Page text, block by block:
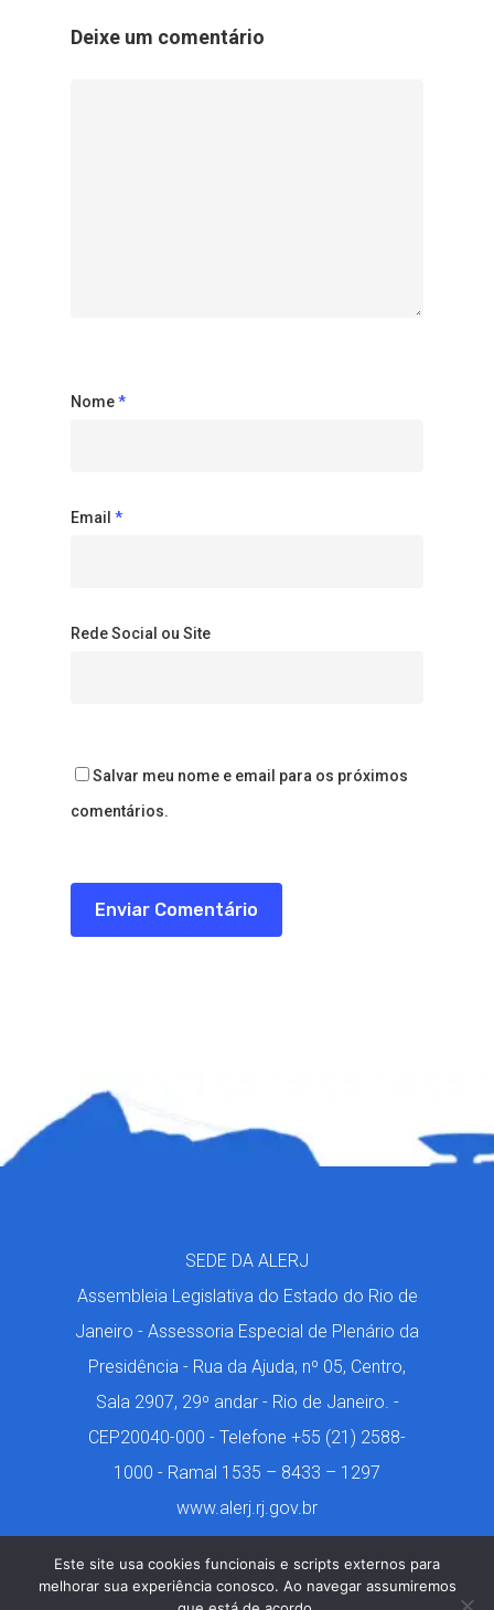
Deixe um comentário
Nome*
Email *
Rede Social ou Site
Salvar meu nome e email para os próximos
comentários.
SEDE DA ALERJ
Assembleia Legislativa do Estado do Rio de
Janeiro - Assessoria Especial de Plenário da
Presidência - Rua da Ajuda, nº 05, Centro,
Sala 2907, 29º andar - Rio de Janeiro. -
CEP20040-000 - Telefone +55 (21) 2588-
1000 - Ramal 1535 – 8433 – 1297
www.alerj.rj.gov.br
Este site usa cookies funcionais e scripts externos para
melhorar sua experiência conosco. Ao navegar assumiremos